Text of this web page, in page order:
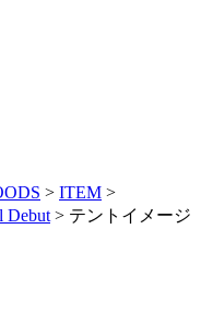
> ITEM >
Debut > テントイメージ